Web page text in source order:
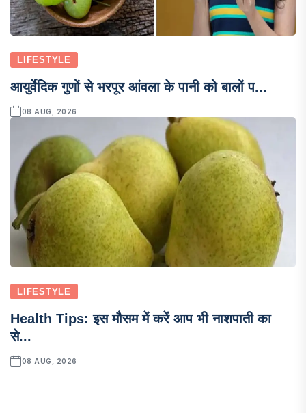
LIFESTYLE
आयुर्वेदिक गुणों से भरपूर आंवला के पानी को बालों प...
08 AUG, 2026
LIFESTYLE
Health Tips: इस मौसम में करें आप भी नाशपाती का
से...
08 AUG, 2026